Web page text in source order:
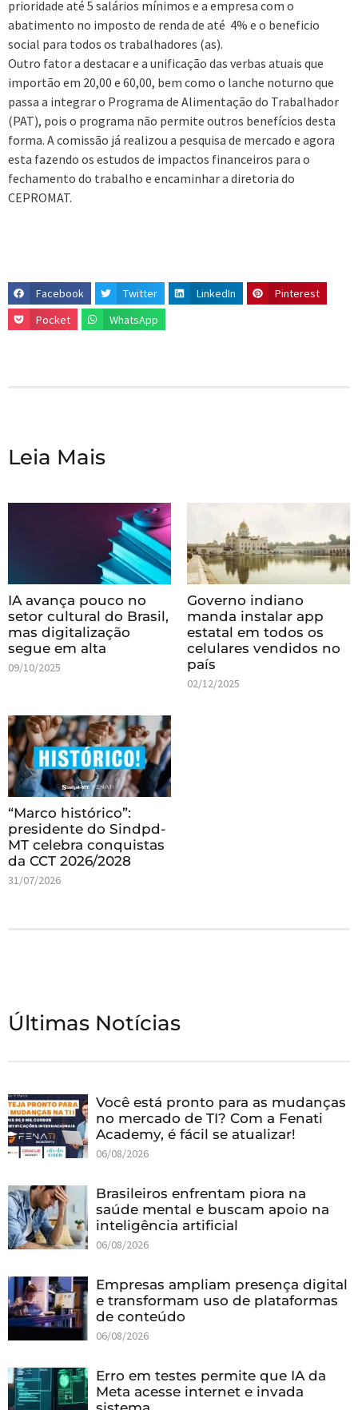
prioridade até 5 salários mínimos e a empresa com o
abatimento no imposto de renda de até 4% e o beneficio
social para todos os trabalhadores (as).
Outro fator a destacar e a unificação das verbas atuais que
importão em 20,00 e 60,00, bem como o lanche noturno que
passa a integrar o Programa de Alimentação do Trabalhador
(PAT), pois o programa não permite outros benefícios desta
forma. A comissão já realizou a pesquisa de mercado e agora
esta fazendo os estudos de impactos financeiros para o
fechamento do trabalho e encaminhar a diretoria do
CEPROMAT.
Facebook Twitter LinkedIn
Pinterest
Pocket
WhatsApp
Leia Mais
IA avança pouco no
setor cultural do Brasil,
mas digitalização
segue em alta
09/10/2025
Governo indiano
manda instalar app
estatal em todos os
celulares vendidos no
país
02/12/2025
“Marco histórico”:
presidente do Sindpd-
MT celebra conquistas
da CCT 2026/2028
31/07/2026
Últimas Notícias
Você está pronto para as mudanças
no mercado de TI? Com a Fenati
Academy, é fácil se atualizar!
06/08/2026
Brasileiros enfrentam piora na
saúde mental e buscam apoio na
inteligência artificial
06/08/2026
Empresas ampliam presença digital
e transformam uso de plataformas
de conteúdo
06/08/2026
Erro em testes permite que IA da
Meta acesse internet e invada